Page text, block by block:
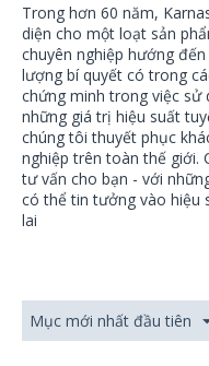
Trong hơn 60 năm,
diện cho một loạt sản
chuyên nghiệp hướng
lượng bí quyết có trong
chứng minh trong việc sử
những giá trị hiệu suất
chúng tôi thuyết phục
nghiệp trên toàn thế giới.
tư vấn cho bạn - với
có thể tin tưởng vào hiệu
lai
Mục mới nhất đầu tiên